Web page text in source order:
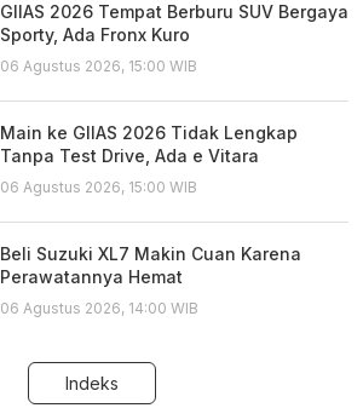
GIIAS 2026 Tempat Berburu SUV Bergaya
Sporty, Ada Fronx Kuro
06 Agustus 2026, 15:00 WIB
Main ke GIIAS 2026 Tidak Lengkap
Tanpa Test Drive, Ada e Vitara
06 Agustus 2026, 15:00 WIB
Beli Suzuki XL7 Makin Cuan Karena
Perawatannya Hemat
06 Agustus 2026, 14:00 WIB
Indeks